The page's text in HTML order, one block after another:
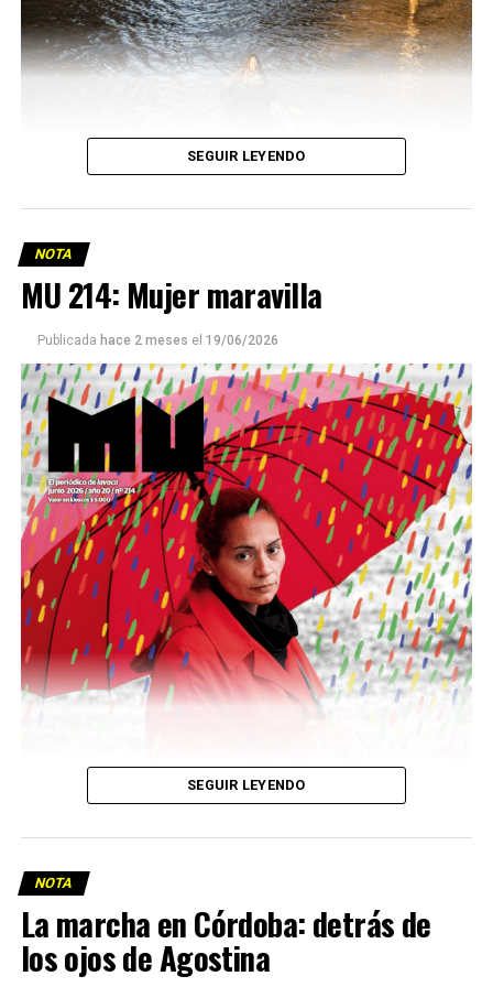
Este número 215 de MU ☝️viene con doble tapa, que
podría ser una frase:
Sin chamuyo, a remarla.
Descargar la Mu en PDF
Viaje a la vida en el Delta: Y la nave
SEGUIR LEYENDO
NOTA
MU 214: Mujer maravilla
Publicada hace 2 meses el 19/06/2026
SEGUIR LEYENDO
NOTA
La marcha en Córdoba: detrás de
los ojos de Agostina